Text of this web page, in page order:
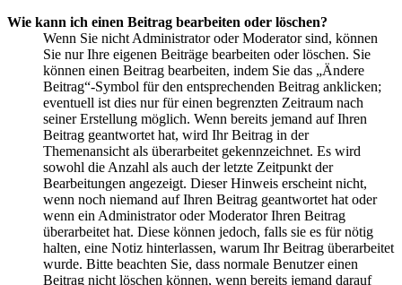
Wie kann ich einen Beitrag bearbeiten oder löschen?
Wenn Sie nicht Administrator oder Moderator sind, können
Sie nur Ihre eigenen Beiträge bearbeiten oder löschen. Sie
können einen Beitrag bearbeiten, indem Sie das „Ändere
Beitrag“-Symbol für den entsprechenden Beitrag anklicken;
eventuell ist dies nur für einen begrenzten Zeitraum nach
seiner Erstellung möglich. Wenn bereits jemand auf Ihren
Beitrag geantwortet hat, wird Ihr Beitrag in der
Themenansicht als überarbeitet gekennzeichnet. Es wird
sowohl die Anzahl als auch der letzte Zeitpunkt der
Bearbeitungen angezeigt. Dieser Hinweis erscheint nicht,
wenn noch niemand auf Ihren Beitrag geantwortet hat oder
wenn ein Administrator oder Moderator Ihren Beitrag
überarbeitet hat. Diese können jedoch, falls sie es für nötig
halten, eine Notiz hinterlassen, warum Ihr Beitrag überarbeitet
wurde. Bitte beachten Sie, dass normale Benutzer einen
Beitrag nicht löschen können, wenn bereits jemand darauf